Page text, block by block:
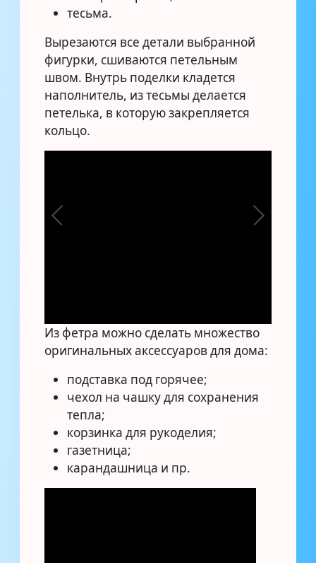
тесьма.
Вырезаются все детали выбранной
фигурки, сшиваются петельным
швом. Внутрь поделки кладется
наполнитель, из тесьмы делается
петелька, в которую закрепляется
кольцо.
Из фетра можно сделать множество
оригинальных аксессуаров для дома:
подставка под горячее;
чехол на чашку для сохранения
тепла;
корзинка для рукоделия;
газетница;
карандашница и пр.